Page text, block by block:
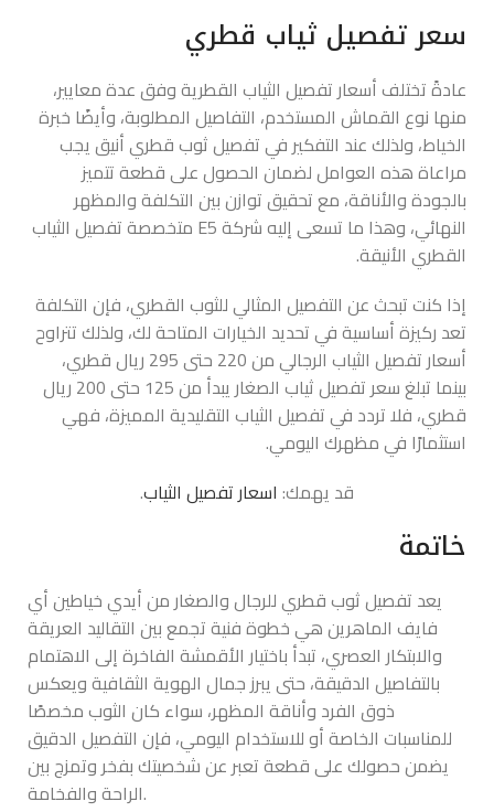
سعر تفصيل ثياب قطري
عادةً تختلف أسعار تفصيل الثياب القطرية وفق عدة معايير،
منها نوع القماش المستخدم، التفاصيل المطلوبة، وأيضًا خبرة
الخياط، ولذلك عند التفكير في تفصيل ثوب قطري أنيق يجب
مراعاة هذه العوامل لضمان الحصول على قطعة تتميز
بالجودة والأناقة، مع تحقيق توازن بين التكلفة والمظهر
النهائي، وهذا ما تسعى إليه شركة E5 متخصصة تفصيل الثياب
القطري الأنيقة.
إذا كنت تبحث عن التفصيل المثالي للثوب القطري، فإن التكلفة
تعد ركيزة أساسية في تحديد الخيارات المتاحة لك، ولذلك تتراوح
أسعار تفصيل الثياب الرجالي من 220 حتى 295 ريال قطري،
بينما تبلغ سعر تفصيل ثياب الصغار يبدأ من 125 حتى 200 ريال
قطري، فلا تردد في تفصيل الثياب التقليدية المميزة، فهي
استثمارًا في مظهرك اليومي.
قد يهمك: اسعار تفصيل الثياب.
خاتمة
يعد تفصيل ثوب قطري للرجال والصغار من أيدي خياطين أي
فايف الماهرين هي خطوة فنية تجمع بين التقاليد العريقة
والابتكار العصري، تبدأ باختيار الأقمشة الفاخرة إلى الاهتمام
بالتفاصيل الدقيقة، حتى يبرز جمال الهوية الثقافية ويعكس
ذوق الفرد وأناقة المظهر، سواء كان الثوب مخصصًا
للمناسبات الخاصة أو للاستخدام اليومي، فإن التفصيل الدقيق
يضمن حصولك على قطعة تعبر عن شخصيتك بفخر وتمزج بين
الراحة والفخامة.